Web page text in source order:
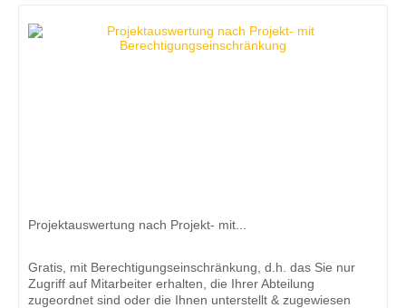
Projektauswertung nach Projekt- mit...
Gratis, mit Berechtigungseinschränkung, d.h. das Sie nur
Zugriff auf Mitarbeiter erhalten, die Ihrer Abteilung
zugeordnet sind oder die Ihnen unterstellt & zugewiesen